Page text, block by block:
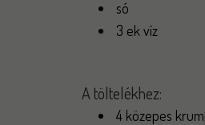
só
3 ek víz
A töltelékhez:
4 közepes